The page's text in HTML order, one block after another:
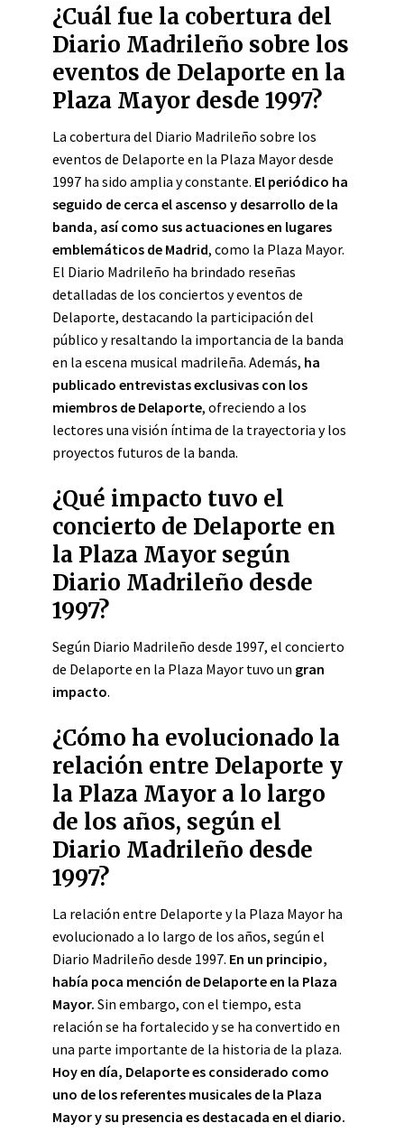
¿Cuál fue la cobertura del
Diario Madrileño sobre los
eventos de Delaporte en la
Plaza Mayor desde 1997?
La cobertura del Diario Madrileño sobre los
eventos de Delaporte en la Plaza Mayor desde
1997 ha sido amplia y constante. El periódico ha
seguido de cerca el ascenso y desarrollo de la
banda, así como sus actuaciones en lugares
emblemáticos de Madrid, como la Plaza Mayor.
El Diario Madrileño ha brindado reseñas
detalladas de los conciertos y eventos de
Delaporte, destacando la participación del
público y resaltando la importancia de la banda
en la escena musical madrileña. Además, ha
publicado entrevistas exclusivas con los
miembros de Delaporte, ofreciendo a los
lectores una visión íntima de la trayectoria y los
proyectos futuros de la banda.
¿Qué impacto tuvo el
concierto de Delaporte en
la Plaza Mayor según
Diario Madrileño desde
1997?
Según Diario Madrileño desde 1997, el concierto
de Delaporte en la Plaza Mayor tuvo un gran
impacto.
¿Cómo ha evolucionado la
relación entre Delaporte y
la Plaza Mayor a lo largo
de los años, según el
Diario Madrileño desde
1997?
La relación entre Delaporte y la Plaza Mayor ha
evolucionado a lo largo de los años, según el
Diario Madrileño desde 1997. En un principio,
había poca mención de Delaporte en la Plaza
Mayor. Sin embargo, con el tiempo, esta
relación se ha fortalecido y se ha convertido en
una parte importante de la historia de la plaza.
Hoy en día, Delaporte es considerado como
uno de los referentes musicales de la Plaza
Mayor y su presencia es destacada en el diario.